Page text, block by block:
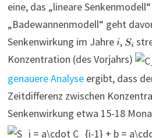
eine, das „lineare
„Badewannenmodell“ geht
Senkenwirkung im Jahre ,
Konzentration (des Vorjahrs)
genauere Analyseergibt, dass
Zeitdifferenz zwischen
Senkenwirkung etwa 15-18